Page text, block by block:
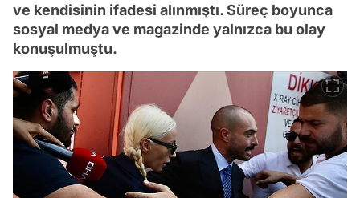
ve kendisinin ifadesi alınmıştı. Süreç boyunca
sosyal medya ve magazinde yalnızca bu olay
konuşulmuştu.